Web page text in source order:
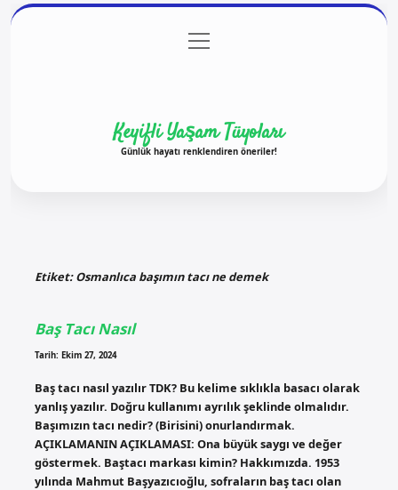
Gizlilik Politikası
menüyü
aç
Keyifli Yaşam Tüyoları
Günlük hayatı renklendiren öneriler!
Etiket:Osmanlıca başımın tacı ne demek
Baş Tacı Nasıl
Tarih: Ekim 27, 2024
Baş tacı nasıl yazılır TDK? Bu kelime sıklıkla basacı olarak
yanlış yazılır. Doğru kullanımı ayrılık şeklinde olmalıdır.
Başımızın tacı nedir? (Birisini) onurlandırmak.
AÇIKLAMANIN AÇIKLAMASI: Ona büyük saygı ve değer
göstermek. Baştacı markası kimin? Hakkımızda. 1953
yılında Mahmut Başyazıcıoğlu, sofraların baş tacı olan